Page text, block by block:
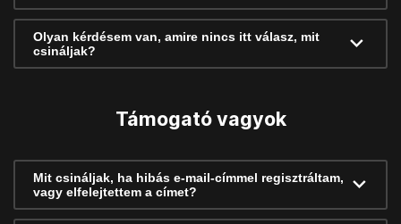
Olyan kérdésem van, amire nincs itt válasz, mit
csináljak?
Támogató vagyok
Mit csináljak, ha hibás e-mail-címmel regisztráltam,
vagy elfelejtettem a címet?